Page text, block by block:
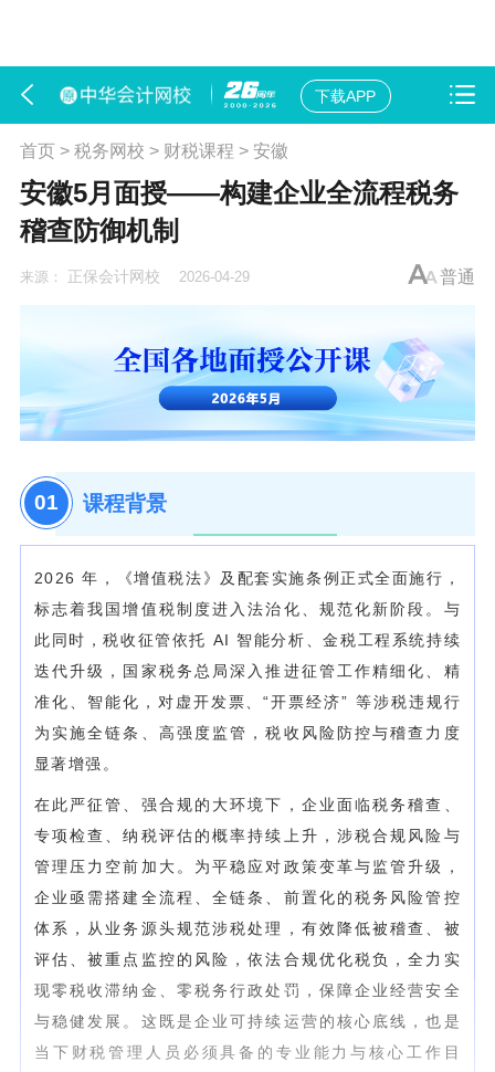
下载APP
首页> 税务网校 > 财税课程 > 安徽
安徽5月面授——构建企业全流程税务
稽查防御机制
来源： 正保会计网校 2026-04-29 普通
01 课程背景
2026 年，《增值税法》及配套实施条例正式全面施行，
标志着我国增值税制度进入法治化、规范化新阶段。与
此同时，税收征管依托 AI 智能分析、金税工程系统持续
迭代升级，国家税务总局深入推进征管工作精细化、精
准化、智能化，对虚开发票、“开票经济” 等涉税违规行
为实施全链条、高强度监管，税收风险防控与稽查力度
显著增强。
在此严征管、强合规的大环境下，企业面临税务稽查、
专项检查、纳税评估的概率持续上升，涉税合规风险与
管理压力空前加大。为平稳应对政策变革与监管升级，
企业亟需搭建全流程、全链条、前置化的税务风险管控
体系，从业务源头规范涉税处理，有效降低被稽查、被
评估、被重点监控的风险，依法合规优化税负，全力实
现零税收滞纳金、零税务行政处罚，保障企业经营安全
与稳健发展。这既是企业可持续运营的核心底线，也是
当下财税管理人员必须具备的专业能力与核心工作目